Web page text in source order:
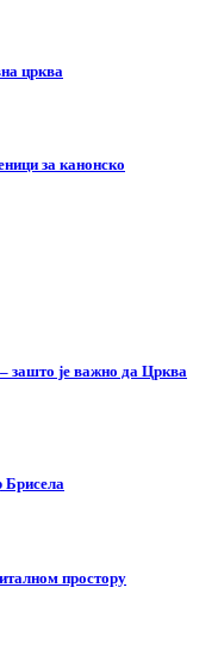
црква
за канонско
зашто је важно да Црква
Брисела
простору